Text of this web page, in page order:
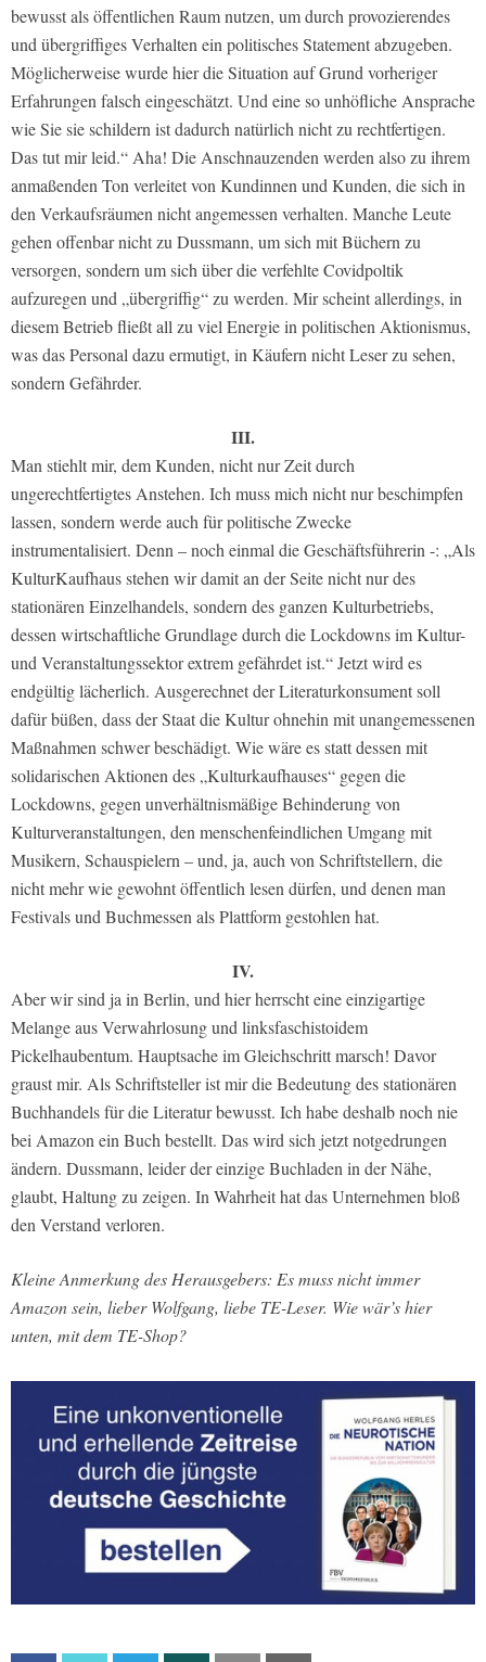
bewusst als öffentlichen Raum nutzen, um durch provozierendes
und übergriffiges Verhalten ein politisches Statement abzugeben.
Möglicherweise wurde hier die Situation auf Grund vorheriger
Erfahrungen falsch eingeschätzt. Und eine so unhöfliche Ansprache
wie Sie sie schildern ist dadurch natürlich nicht zu rechtfertigen.
Das tut mir leid.“ Aha! Die Anschnauzenden werden also zu ihrem
anmaßenden Ton verleitet von Kundinnen und Kunden, die sich in
den Verkaufsräumen nicht angemessen verhalten. Manche Leute
gehen offenbar nicht zu Dussmann, um sich mit Büchern zu
versorgen, sondern um sich über die verfehlte Covidpoltik
aufzuregen und „übergriffig“ zu werden. Mir scheint allerdings, in
diesem Betrieb fließt all zu viel Energie in politischen Aktionismus,
was das Personal dazu ermutigt, in Käufern nicht Leser zu sehen,
sondern Gefährder.
III.
Man stiehlt mir, dem Kunden, nicht nur Zeit durch
ungerechtfertigtes Anstehen. Ich muss mich nicht nur beschimpfen
lassen, sondern werde auch für politische Zwecke
instrumentalisiert. Denn – noch einmal die Geschäftsführerin -: „Als
KulturKaufhaus stehen wir damit an der Seite nicht nur des
stationären Einzelhandels, sondern des ganzen Kulturbetriebs,
dessen wirtschaftliche Grundlage durch die Lockdowns im Kultur-
und Veranstaltungssektor extrem gefährdet ist.“ Jetzt wird es
endgültig lächerlich. Ausgerechnet der Literaturkonsument soll
dafür büßen, dass der Staat die Kultur ohnehin mit unangemessenen
Maßnahmen schwer beschädigt. Wie wäre es statt dessen mit
solidarischen Aktionen des „Kulturkaufhauses“ gegen die
Lockdowns, gegen unverhältnismäßige Behinderung von
Kulturveranstaltungen, den menschenfeindlichen Umgang mit
Musikern, Schauspielern – und, ja, auch von Schriftstellern, die
nicht mehr wie gewohnt öffentlich lesen dürfen, und denen man
Festivals und Buchmessen als Plattform gestohlen hat.
IV.
Aber wir sind ja in Berlin, und hier herrscht eine einzigartige
Melange aus Verwahrlosung und linksfaschistoidem
Pickelhaubentum. Hauptsache im Gleichschritt marsch! Davor
graust mir. Als Schriftsteller ist mir die Bedeutung des stationären
Buchhandels für die Literatur bewusst. Ich habe deshalb noch nie
bei Amazon ein Buch bestellt. Das wird sich jetzt notgedrungen
ändern. Dussmann, leider der einzige Buchladen in der Nähe,
glaubt, Haltung zu zeigen. In Wahrheit hat das Unternehmen bloß
den Verstand verloren.
Kleine Anmerkung des Herausgebers: Es muss nicht immer
Amazon sein, lieber Wolfgang, liebe TE-Leser. Wie wär’s hier
unten, mit dem TE-Shop?